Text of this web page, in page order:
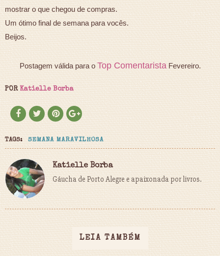
mostrar o que chegou de compras.
Um ótimo final de semana para vocês.
Beijos.
Postagem válida para o Top ComentaristaFevereiro.
POR Katielle Borba
TAGS: SEMANA MARAVILHOSA
Katielle Borba
Gáucha de Porto Alegre e apaixonada por livros.
LEIA TAMBÉM